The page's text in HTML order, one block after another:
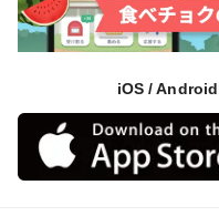
▶全粒粉？白い小麦粉
有機栽培や自然栽培で
販売されていることが
素晴らしい栄養がたっ
い方も多いはず。
自然農園マユコべでは
iOS / Android